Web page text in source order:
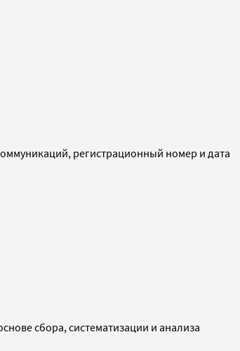
регистрационный номер и дата
сбора, систематизации и анализа